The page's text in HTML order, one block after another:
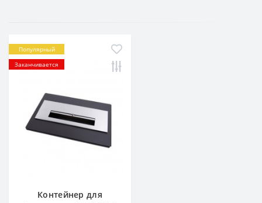
Популярный
Заканчивается
Контейнер для